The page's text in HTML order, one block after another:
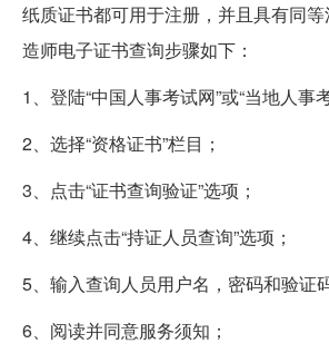
纸质证书都可用于注册，并且具有同
造师电子证书查询步骤如下：
1、登陆“中国人事考试网”或“当地人事
2、选择“资格证书”栏目；
3、点击“证书查询验证”选项；
4、继续点击“持证人员查询”选项；
5、输入查询人员用户名，密码和验证
6、阅读并同意服务须知；